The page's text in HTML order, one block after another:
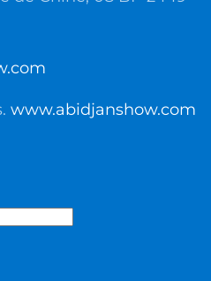
www.abidjanshow.com